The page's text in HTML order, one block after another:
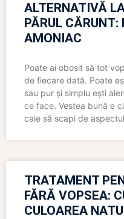
ALTERNATIVĂ
PĂRUL CĂRUNT:
AMONIAC
Poate ai obosit să tot
de fiecare dată. Poate
sau pur și simplu ești
ce face. Vestea bună e
cale să scapi de
TRATAMENT
FĂRĂ VOPSEA:
CULOAREA